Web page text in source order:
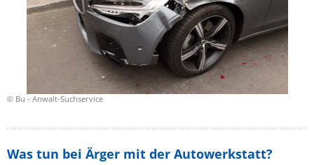
© Bu - Anwalt-Suchservice
Was tun bei Ärger mit der Autowerkstatt?